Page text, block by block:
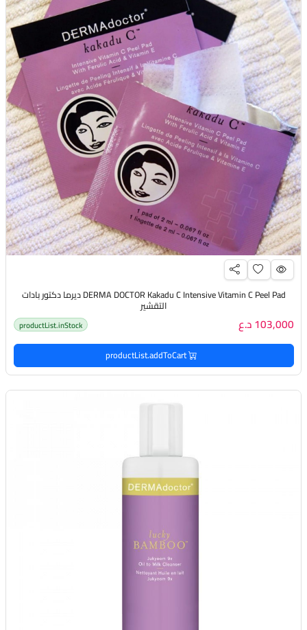
DERMA DOCTOR Kakadu C Intensive Vitamin C Peel Pad ديرما دكتور بادات
التقشير
103,000 د.ع productList.inStock
productList.addToCart